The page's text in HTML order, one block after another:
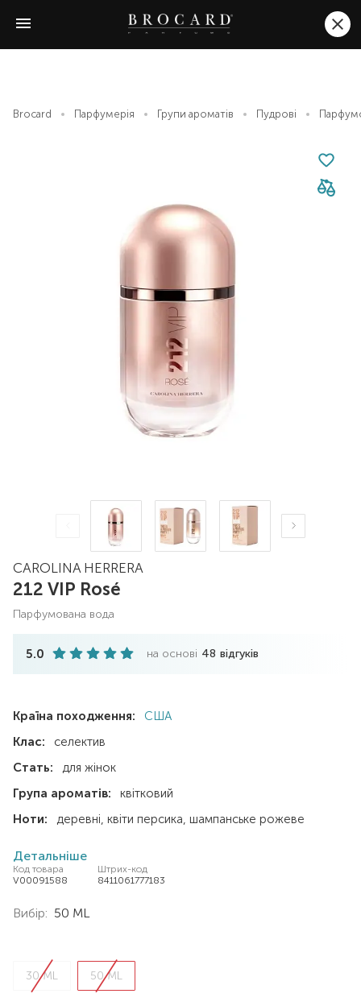
Brocard Парфумерія Групи ароматів Пудрові
CAROLINA HERRERA
212 VIP Rosé
парфумована вода
5.0 на основі 48 відгуків
Країна походження:
США
Клас:
селектив
Стать:
для жінок
Група ароматів:
квітковий
Ноти:
деревні квіти персика шампанське рожеве
Детальніше
Код товара
V00091588
Штрих-код
8411061777183
Вибір: 50 ML
30 ML 50 ML